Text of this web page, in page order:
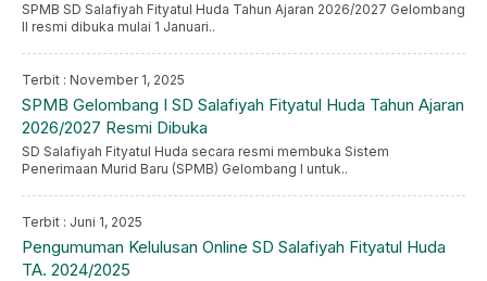
SPMB SD Salafiyah Fityatul Huda Tahun Ajaran 2026/2027 Gelombang
II resmi dibuka mulai 1 Januari..
Terbit : November 1, 2025
SPMB Gelombang I SD Salafiyah Fityatul Huda Tahun Ajaran
2026/2027 Resmi Dibuka
SD Salafiyah Fityatul Huda secara resmi membuka Sistem
Penerimaan Murid Baru (SPMB) Gelombang I untuk..
Terbit : Juni 1, 2025
Pengumuman Kelulusan Online SD Salafiyah Fityatul Huda
TA. 2024/2025